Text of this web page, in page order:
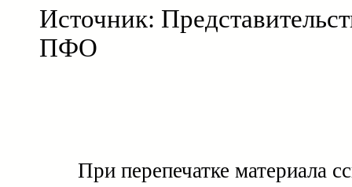
Источник:
ПФО
При перепечатке материала